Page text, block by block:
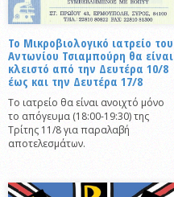
Το Μικροβιολογικό ιατρείο του
Αντωνίου Τσιαμπούρη θα είναι
κλειστό από την Δευτέρα 10/8
έως και την Δευτέρα 17/8
Το ιατρείο θα είναι ανοιχτό μόνο
το απόγευμα (18:00-19:30) της
Τρίτης 11/8 για παραλαβή
αποτελεσμάτων.